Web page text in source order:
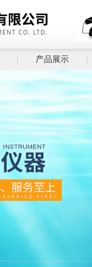
产品展示